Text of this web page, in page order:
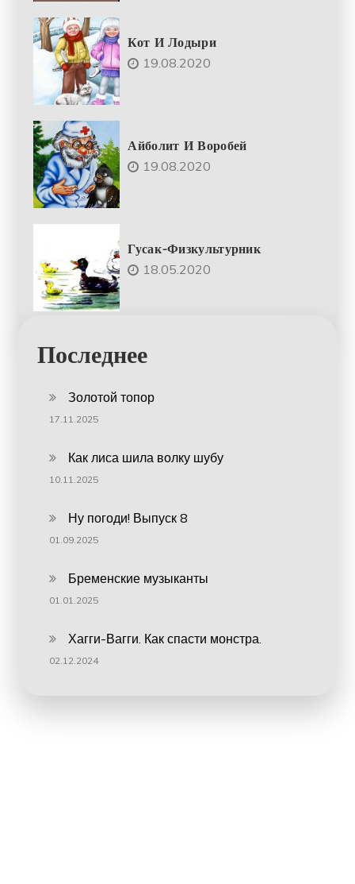
Кот И Лодыри
19.08.2020
Айболит И Воробей
19.08.2020
Гусак-Физкультурник
18.05.2020
Последнее
Золотой топор
17.11.2025
Как лиса шила волку шубу
10.11.2025
Ну погоди! Выпуск 8
01.09.2025
Бременские музыканты
01.01.2025
Хагги-Вагги. Как спасти монстра.
02.12.2024